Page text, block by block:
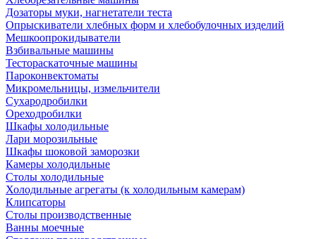
Дозаторы муки, нагнетатели теста
Опрыскиватели хлебных форм и хлебобулочных изделий
Мешкоопрокидыватели
Взбивальные машины
Тестораскаточные машины
Пароконвектоматы
Микромельницы, измельчители
Сухародробилки
Ореходробилки
Шкафы холодильные
Лари морозильные
Шкафы шоковой заморозки
Камеры холодильные
Столы холодильные
Холодильные агрегаты (к холодильным камерам)
Клипсаторы
Столы производственные
Ванны моечные